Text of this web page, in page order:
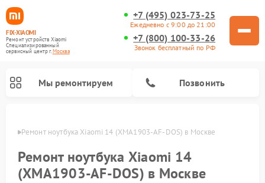
FIX-XIAOMI
Ремонт устройств Xiaomi
Специализированный
cервисный центр г.Москва
+7 (495) 023-73-25
Ежедневно с 9:00 до 21:00
+7 (800) 100-33-26
Звонок бесплатный по РФ
Мы ремонтируем Позвонить
Ремонт ноутбука Xiaomi 14 (XMA1903-AF-DOS) в Москве
Ремонт ноутбука Xiaomi 14
(XMA1903-AF-DOS) в Москве